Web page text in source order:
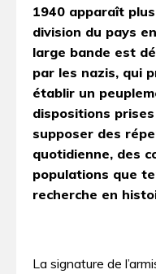
1940 apparaît
division du pays
large bande est
par les nazis, qui
établir un
dispositions
supposer des
quotidienne, des
populations que
recherche en
La signature de